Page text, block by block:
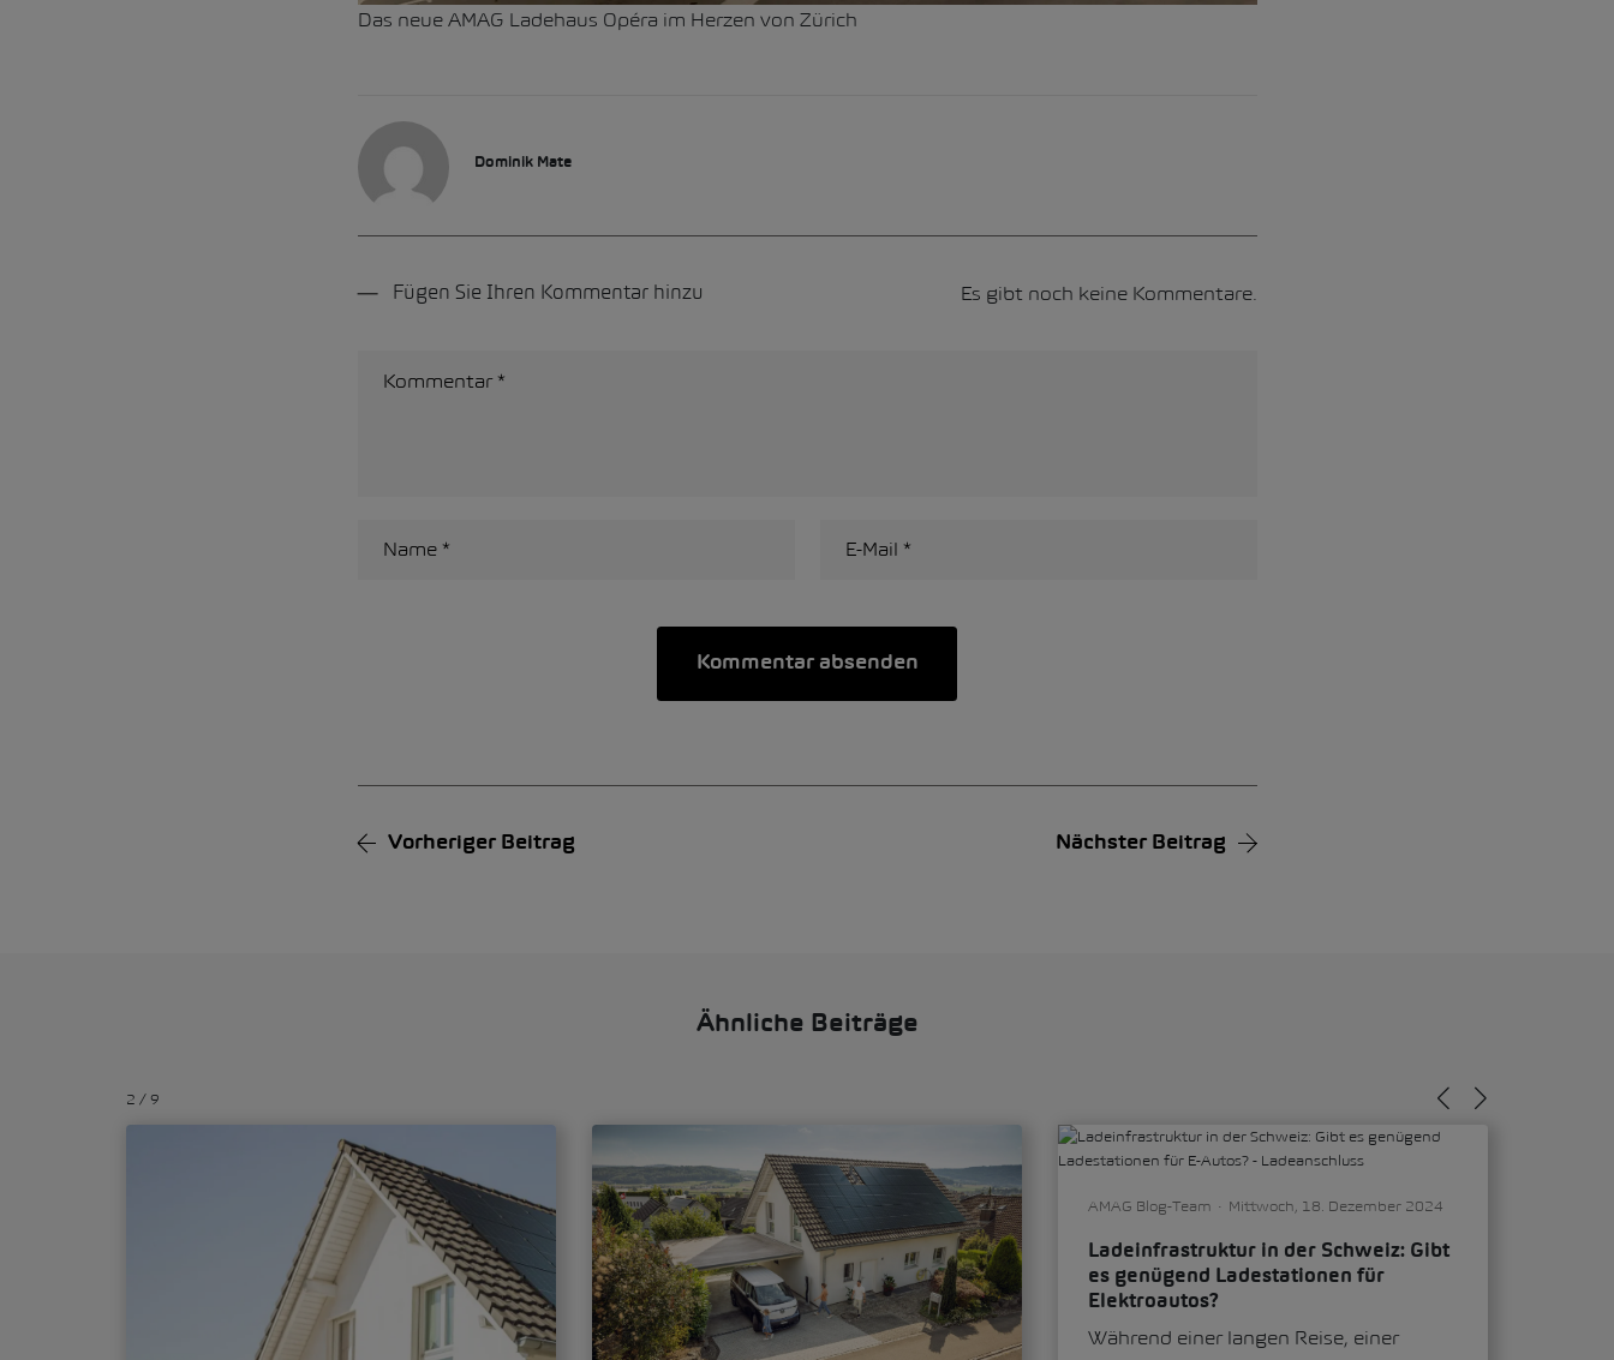
Das neue AMAG Ladehaus Opéra im Herzen von Zürich
Dominik Mate
Fügen Sie Ihren Kommentar hinzu Es gibt noch keine Kommentare.
Vorheriger Beitrag Nächster Beitrag
Ähnliche Beiträge
2 / 9
AMAG Blog-Team Mittwoch, 18. Dezember 2024
Ladeinfrastruktur in der Schweiz: Gibt
es genügend Ladestationen für
Elektroautos?
Während einer langen Reise, einer